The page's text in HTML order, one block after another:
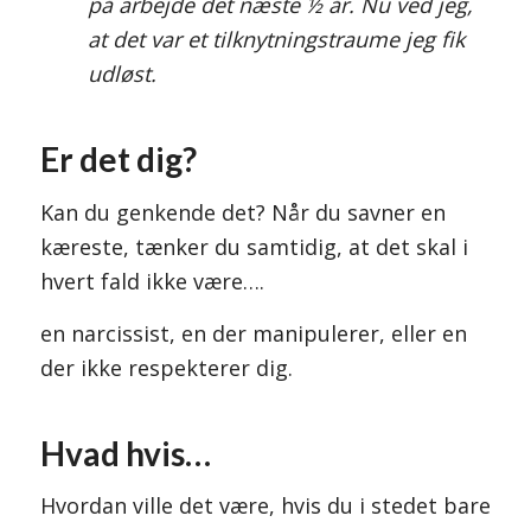
at det var et tilknytningstraume jeg fik
udløst.
Er det dig?
Kan du genkende det? Når du savner en
kæreste, tænker du samtidig, at det skal i
hvert fald ikke være….
en narcissist, en der manipulerer, eller en
der ikke respekterer dig.
Hvad hvis…
Hvordan ville det være, hvis du i stedet bare